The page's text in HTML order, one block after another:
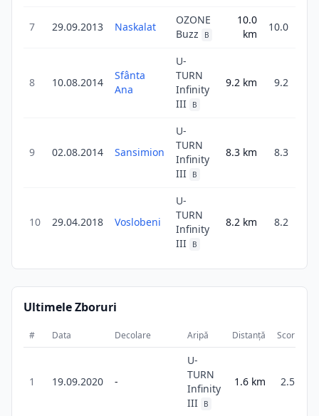
7 29.09.2013 Naskalat
OZONE
Buzz
B
10.0
km
10.0
8 10.08.2014
Sfânta
Ana
U-
TURN
Infinity
III
B
9.2 km 9.2
9 02.08.2014 Sansimion
U-
TURN
Infinity
III
B
8.3 km 8.3
10 29.04.2018 Voslobeni
U-
TURN
Infinity
III
B
8.2 km 8.2
Ultimele Zboruri
# Data Decolare Aripă Distanță Scor
1 19.09.2020 -
U-
TURN
Infinity
III
B
1.6 km 2.5